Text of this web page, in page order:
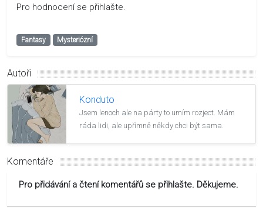
Pro hodnocení se přihlašte.
Fantasy Mysteriózní
Autoři
Konduto
Jsem lenoch ale na párty to umím rozject. Mám
ráda lidi, ale upřímně někdy chci být sama.
Komentáře
Pro přidávání a čtení komentářů se přihlašte. Děkujeme.